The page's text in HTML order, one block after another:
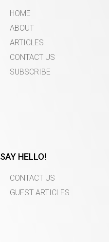
HOME
ABOUT
ARTICLES
CONTACT US
SUBSCRIBE
SAY HELLO!
CONTACT US
GUEST ARTICLES